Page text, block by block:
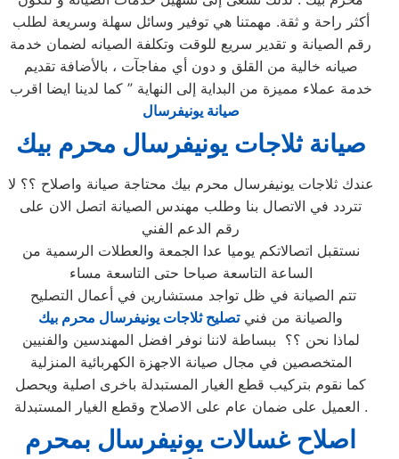
أكثر راحة و ثقة. مهمتنا هي توفير وسائل سهلة وسريعة لطلب
رقم الصيانة و تقدير سريع للوقت وتكلفة الصيانه لضمان خدمة
صيانه خالية من القلق و دون أي مفاجآت ، بالأضافة تقديم
خدمة عملاء مميزة من البداية إلى النهاية ” كما لدينا ايضا اقرب
صيانة يونيفرسال
صيانة ثلاجات يونيفرسال محرم بيك
عندك ثلاجات يونيفرسال محرم بيك محتاجة صيانة واصلاح ؟؟ لا
تتردد في الاتصال بنا وطلب مهندس الصيانة اتصل الان على
رقم الدعم الفني
نستقبل اتصالاتكم يوميا عدا الجمعة والعطلات الرسمية من
الساعة التاسعة صباحا حتى التاسعة مساء
والصيانة من فنيتصليح ثلاجات يونيفرسال محرم بيك
لماذا نحن ؟؟ ببساطة لاننا نوفر افضل المهندسين والفنيين
المتخصصين في مجال صيانة الاجهزة الكهربائية المنزلية
كما نقوم بتركيب قطع الغيار المستبدلة باخرى اصلية ويحصل
العميل على ضمان عام على الاصلاح وقطع الغيار المستبدلة .
اصلاح غسالات يونيفرسال بمحرم